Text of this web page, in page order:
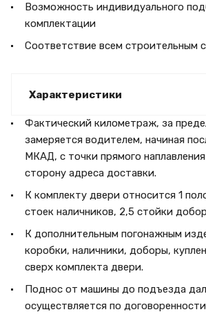
Возможность индивидуального
комплектации
Соответствие всем строительным
Характеристики
Фактический километраж, за
замеряется водителем, начиная
МКАД, с точки прямого
сторону адреса доставки.
К комплекту двери относится 1
стоек наличников, 2,5 стойки
К дополнительным погонажным
коробки, наличники, доборы,
сверх комплекта двери.
Поднос от машины до подъезда
осуществляется по